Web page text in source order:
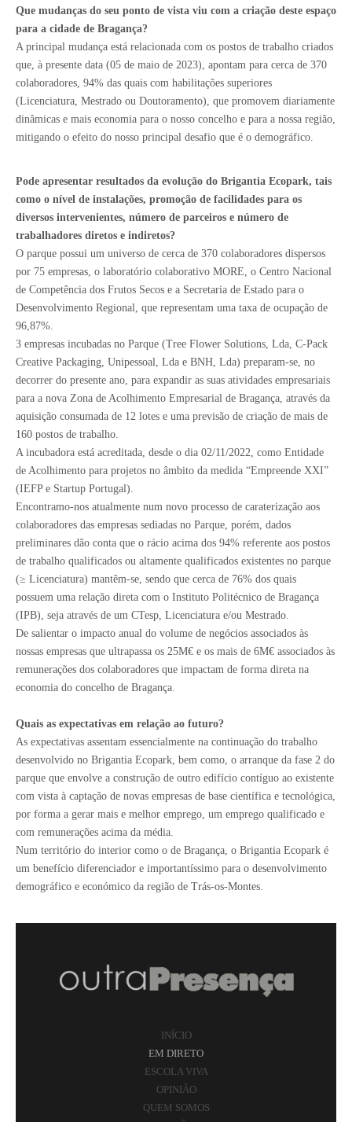
Que mudanças do seu ponto de vista viu com a criação deste espaço
para a cidade de Bragança?
A principal mudança está relacionada com os postos de trabalho criados
que, à presente data (05 de maio de 2023), apontam para cerca de 370
colaboradores, 94% das quais com habilitações superiores
(Licenciatura, Mestrado ou Doutoramento), que promovem diariamente
dinâmicas e mais economia para o nosso concelho e para a nossa região,
mitigando o efeito do nosso principal desafio que é o demográfico.
Pode apresentar resultados da evolução do Brigantia Ecopark, tais
como o nível de instalações, promoção de facilidades para os
diversos intervenientes, número de parceiros e número de
trabalhadores diretos e indiretos?
O parque possui um universo de cerca de 370 colaboradores dispersos
por 75 empresas, o laboratório colaborativo MORE, o Centro Nacional
de Competência dos Frutos Secos e a Secretaria de Estado para o
Desenvolvimento Regional, que representam uma taxa de ocupação de
96,87%.
3 empresas incubadas no Parque (Tree Flower Solutions, Lda, C-Pack
Creative Packaging, Unipessoal, Lda e BNH, Lda) preparam-se, no
decorrer do presente ano, para expandir as suas atividades empresariais
para a nova Zona de Acolhimento Empresarial de Bragança, através da
aquisição consumada de 12 lotes e uma previsão de criação de mais de
160 postos de trabalho.
A incubadora está acreditada, desde o dia 02/11/2022, como Entidade
de Acolhimento para projetos no âmbito da medida “Empreende XXI”
(IEFP e Startup Portugal).
Encontramo-nos atualmente num novo processo de caraterização aos
colaboradores das empresas sediadas no Parque, porém, dados
preliminares dão conta que o rácio acima dos 94% referente aos postos
de trabalho qualificados ou altamente qualificados existentes no parque
(≥ Licenciatura) mantêm-se, sendo que cerca de 76% dos quais
possuem uma relação direta com o Instituto Politécnico de Bragança
(IPB), seja através de um CTesp, Licenciatura e/ou Mestrado.
De salientar o impacto anual do volume de negócios associados às
nossas empresas que ultrapassa os 25M€ e os mais de 6M€ associados às
remunerações dos colaboradores que impactam de forma direta na
economia do concelho de Bragança.
Quais as expectativas em relação ao futuro?
As expectativas assentam essencialmente na continuação do trabalho
desenvolvido no Brigantia Ecopark, bem como, o arranque da fase 2 do
parque que envolve a construção de outro edifício contíguo ao existente
com vista à captação de novas empresas de base científica e tecnológica,
por forma a gerar mais e melhor emprego, um emprego qualificado e
com remunerações acima da média.
Num território do interior como o de Bragança, o Brigantia Ecopark é
um benefício diferenciador e importantíssimo para o desenvolvimento
demográfico e económico da região de Trás-os-Montes.
INÍCIO
EM DIRETO
ESCOLA VIVA
OPINIÃO
QUEM SOMOS